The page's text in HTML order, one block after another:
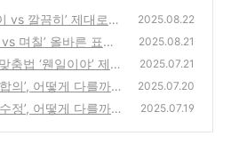
vs 깔끔히’ 제대로
2025.08.22
며칠’ 올바른 표현
2025.08.21
춤법 ‘웬일이야’ 제대
2025.07.21
의’, 어떻게 다를까? 2025.07.20
정’, 어떻게 다를까? 2025.07.19